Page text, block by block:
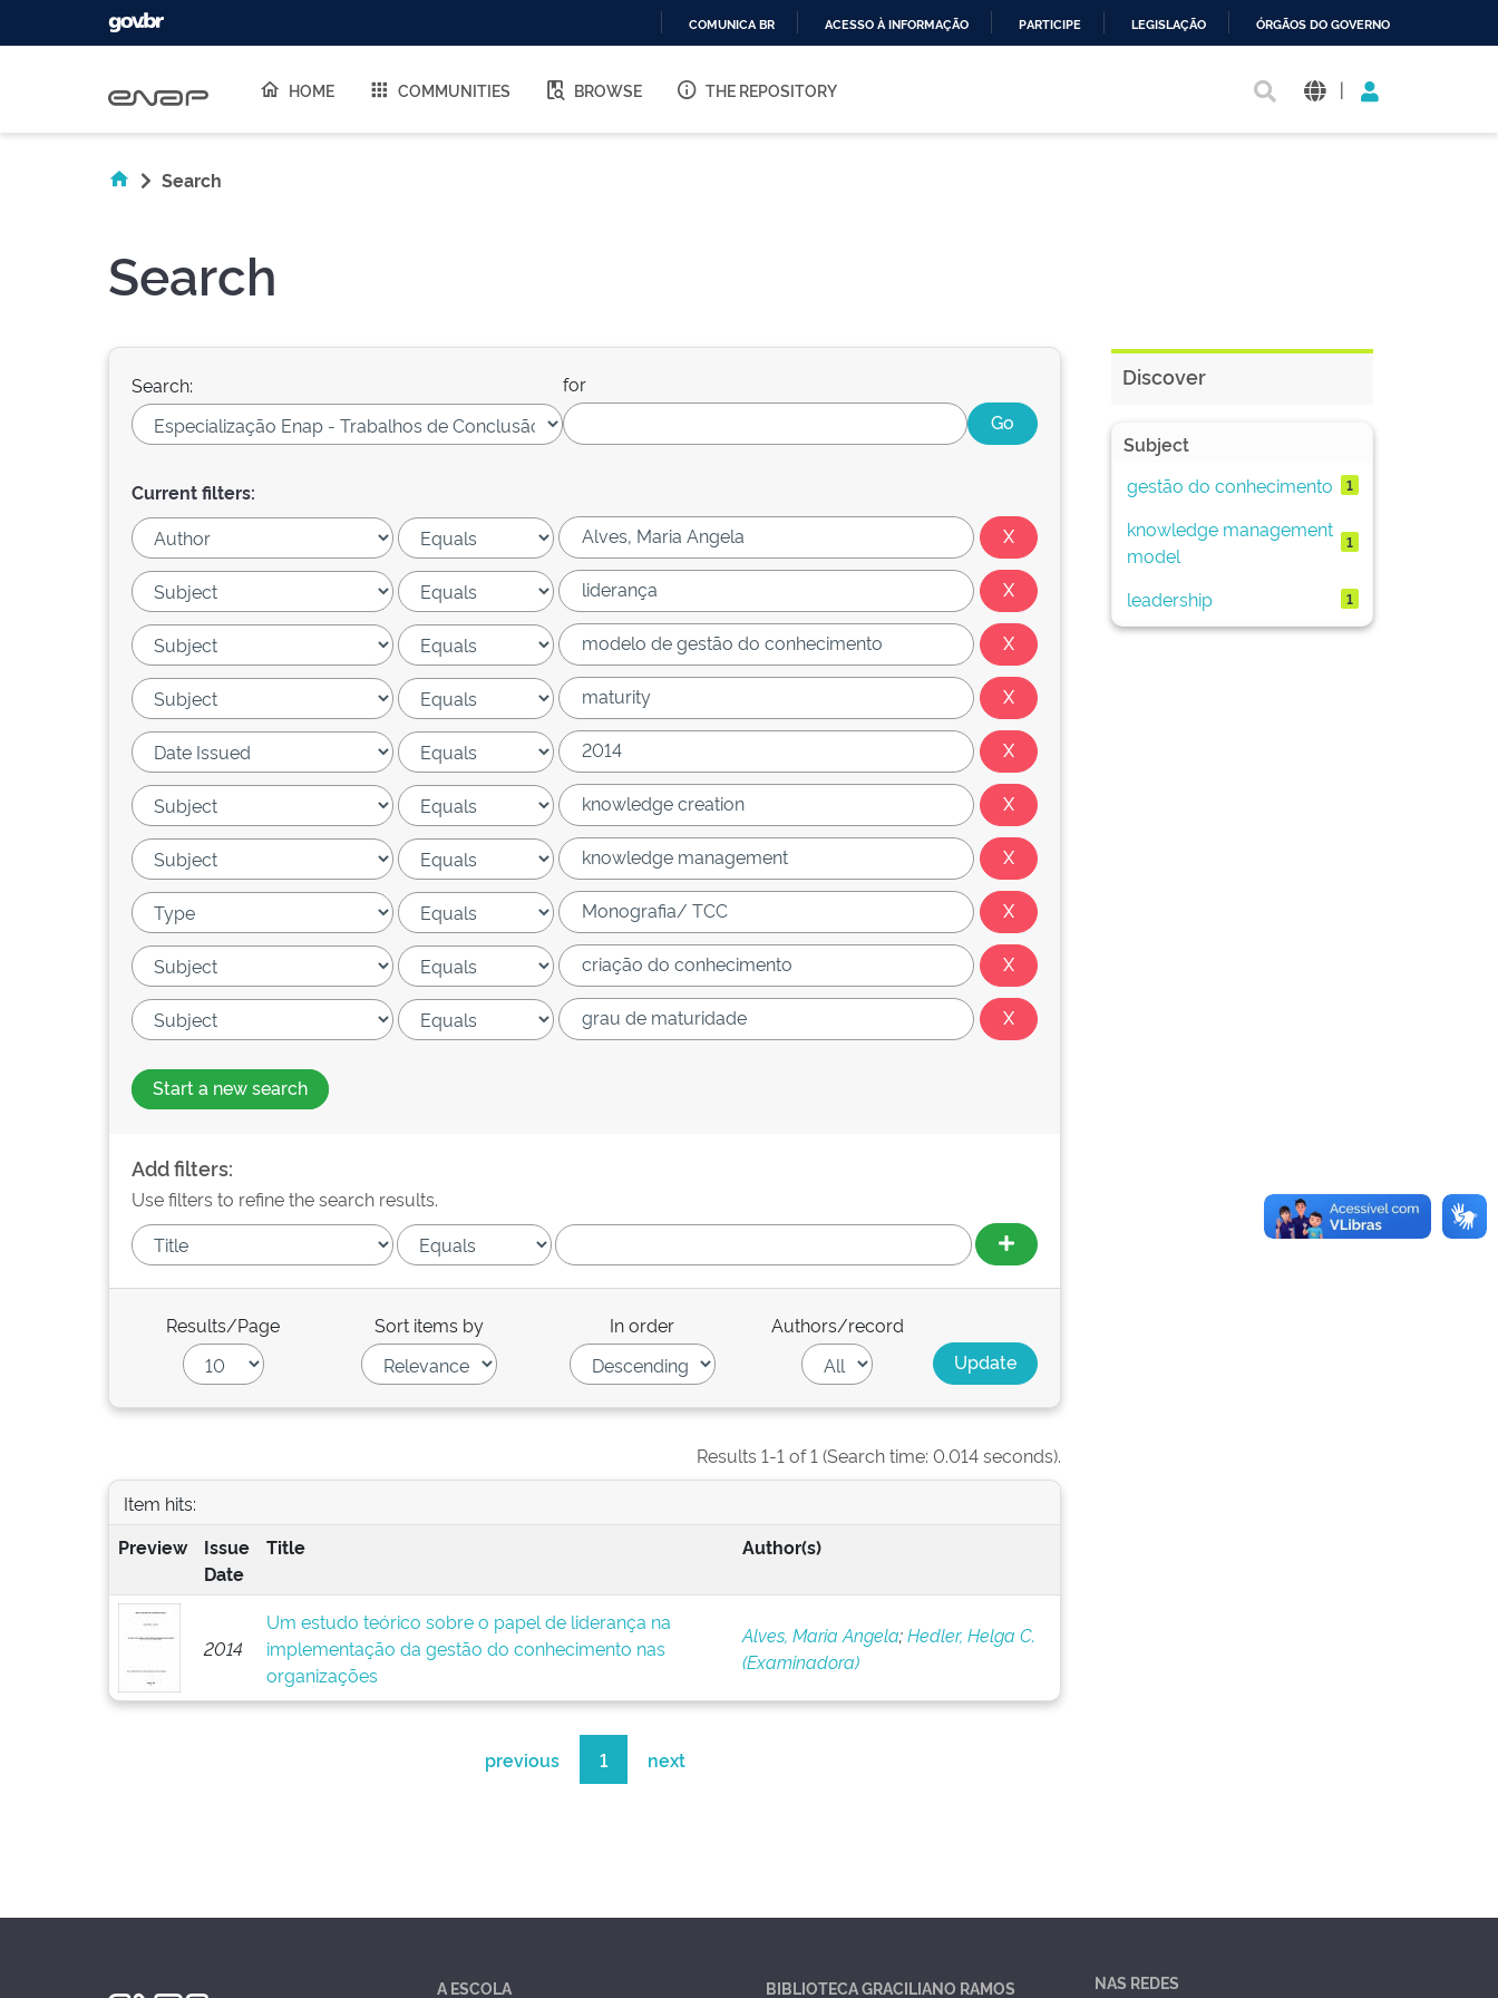
O
COMUNICA BR ACESSO À INFORMAÇÃO PARTICIPE LEGISLAÇÃO ÓRGÃOS DO GOVERNO
HOME COMMUNITIES BROWSE THE REPOSITORY |
Search
Search
Search: for
Current filters:
Start a new search
Add filters:
Use filters to refine the search results.
Results/Page Sort items by In order Authors/record
Results 1-1 of 1 (Search time: 0.014 seconds).
Item hits:
Preview
Issue
Date
Title Author(s)
2014
Um estudo teórico sobre o papel de liderança na
implementação da gestão do conhecimento nas
organizações
Alves, Maria Angela;Hedler, Helga C.
(Examinadora)
previous 1 next
Discover
Subject
gestão do conhecimento
1
knowledge management
model
1
leadership 1
A ESCOLA BIBLIOTECA GRACILIANO RAMOS NAS REDES